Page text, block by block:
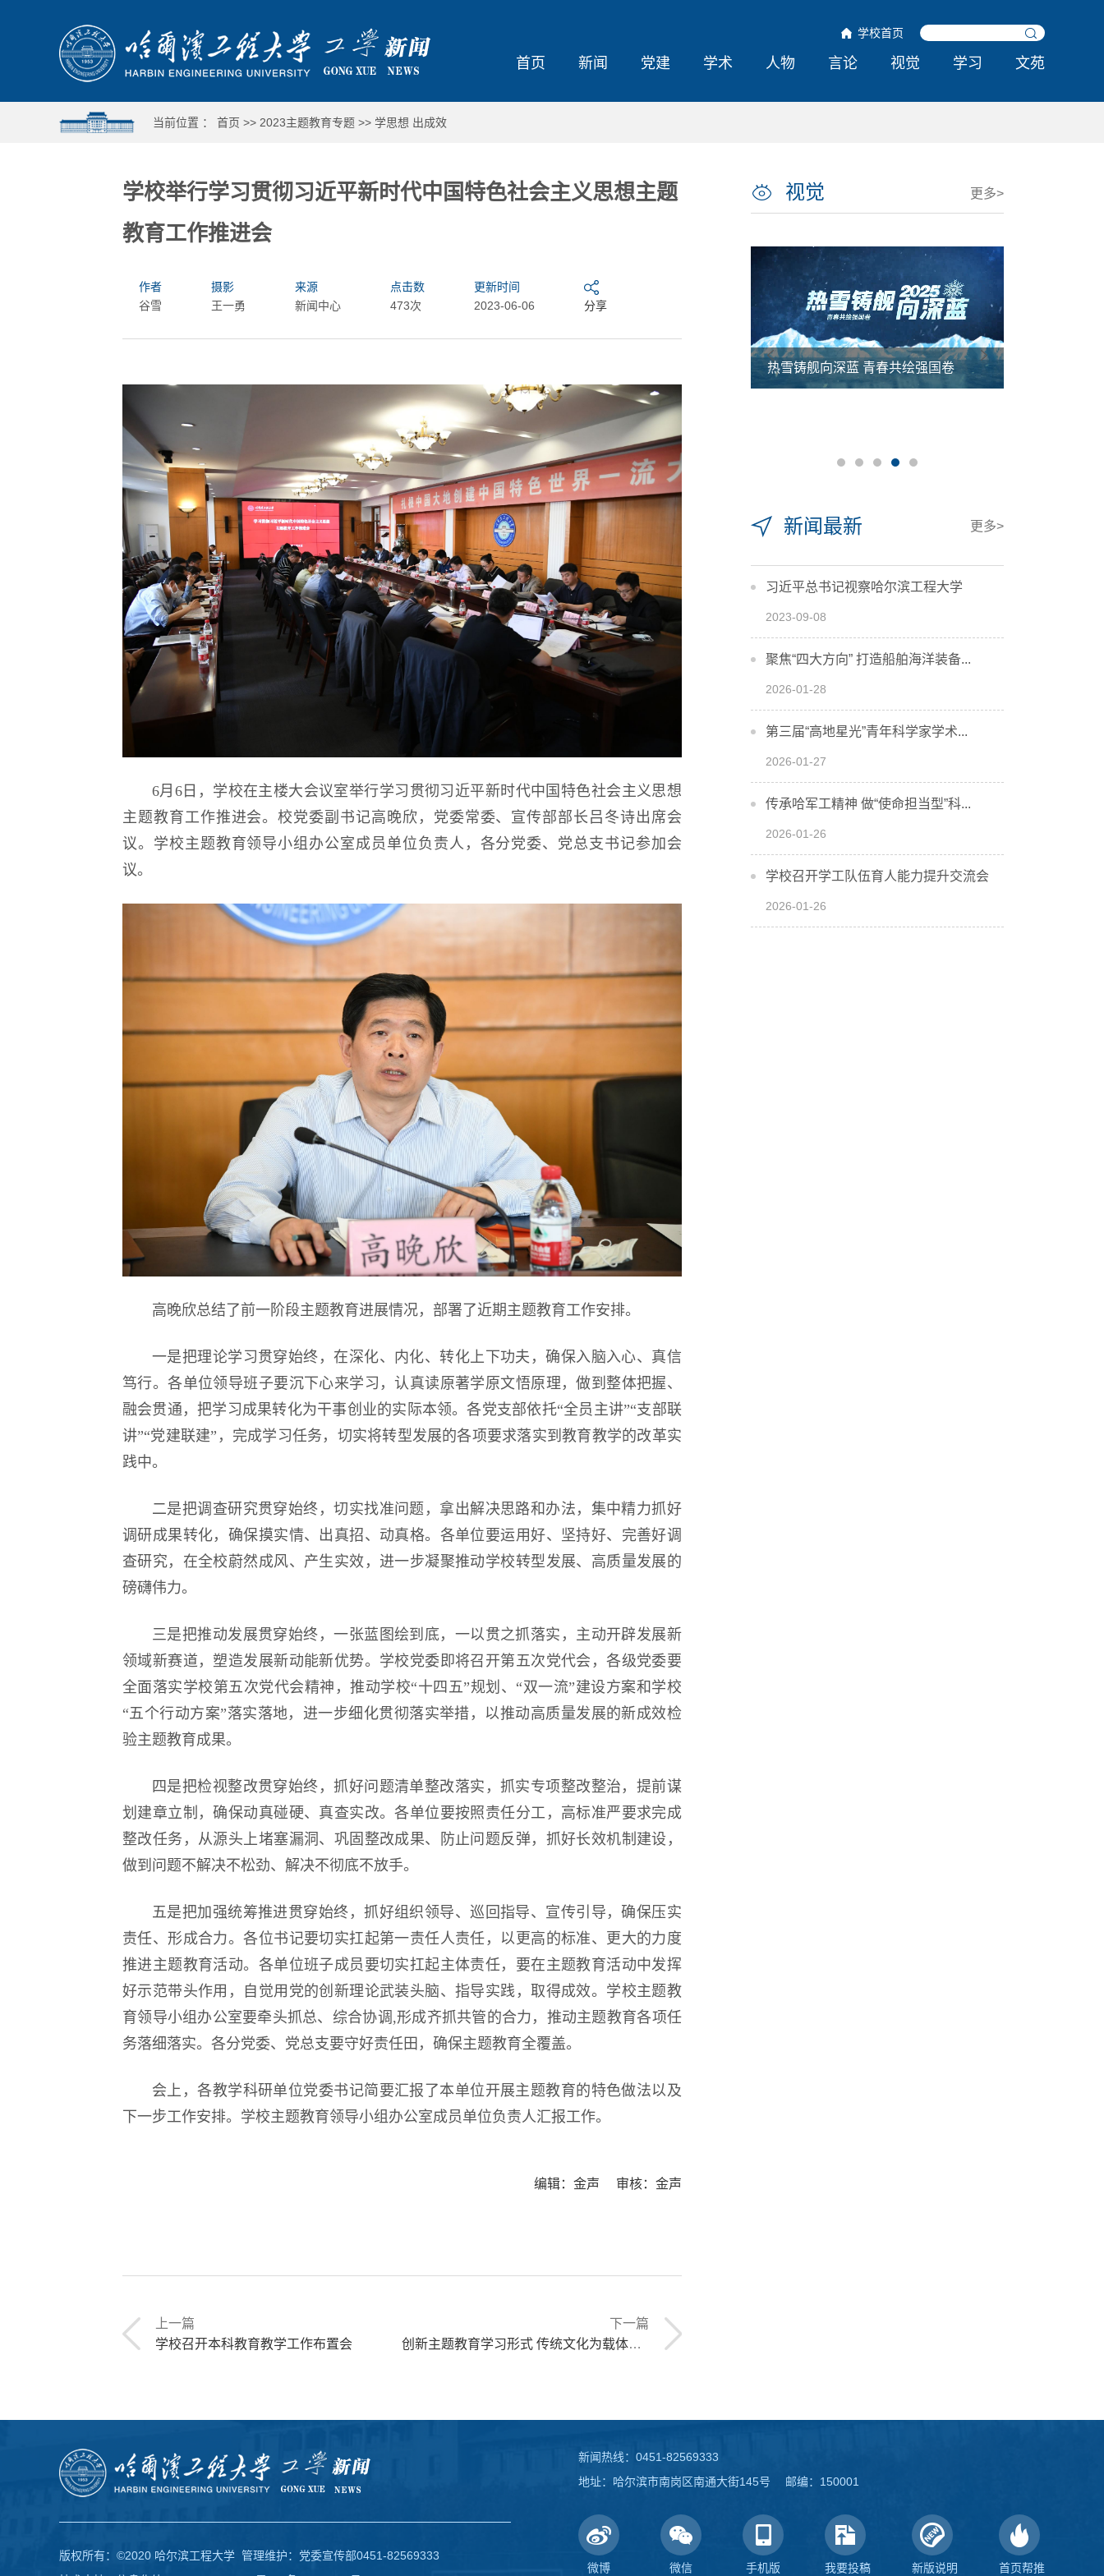
学校首页
首页 新闻 党建 学术 人物 言论 视觉 学习 文苑
当前位置 ： 首页 >> 2023主题教育专题 >> 学思想 出成效
学校举行学习贯彻习近平新时代中国特色社会主义思想主题
教育工作推进会
作者
谷雪
摄影
王一勇
来源
新闻中心
点击数
473次
更新时间
2023-06-06
分享
6月6日，学校在主楼大会议室举行学习贯彻习近平新时代中国特色社会主义思想
主题教育工作推进会。校党委副书记高晚欣，党委常委、宣传部部长吕冬诗出席会
议。学校主题教育领导小组办公室成员单位负责人，各分党委、党总支书记参加会
议。
高晚欣总结了前一阶段主题教育进展情况，部署了近期主题教育工作安排。
一是把理论学习贯穿始终，在深化、内化、转化上下功夫，确保入脑入心、真信
笃行。各单位领导班子要沉下心来学习，认真读原著学原文悟原理，做到整体把握、
融会贯通，把学习成果转化为干事创业的实际本领。各党支部依托“全员主讲”“支部联
讲”“党建联建”，完成学习任务，切实将转型发展的各项要求落实到教育教学的改革实
践中。
二是把调查研究贯穿始终，切实找准问题，拿出解决思路和办法，集中精力抓好
调研成果转化，确保摸实情、出真招、动真格。各单位要运用好、坚持好、完善好调
查研究，在全校蔚然成风、产生实效，进一步凝聚推动学校转型发展、高质量发展的
磅礴伟力。
三是把推动发展贯穿始终，一张蓝图绘到底，一以贯之抓落实，主动开辟发展新
领域新赛道，塑造发展新动能新优势。学校党委即将召开第五次党代会，各级党委要
全面落实学校第五次党代会精神，推动学校“十四五”规划、“双一流”建设方案和学校
“五个行动方案”落实落地，进一步细化贯彻落实举措，以推动高质量发展的新成效检
验主题教育成果。
四是把检视整改贯穿始终，抓好问题清单整改落实，抓实专项整改整治，提前谋
划建章立制，确保动真碰硬、真查实改。各单位要按照责任分工，高标准严要求完成
整改任务，从源头上堵塞漏洞、巩固整改成果、防止问题反弹，抓好长效机制建设，
做到问题不解决不松劲、解决不彻底不放手。
五是把加强统筹推进贯穿始终，抓好组织领导、巡回指导、宣传引导，确保压实
责任、形成合力。各位书记要切实扛起第一责任人责任，以更高的标准、更大的力度
推进主题教育活动。各单位班子成员要切实扛起主体责任，要在主题教育活动中发挥
好示范带头作用，自觉用党的创新理论武装头脑、指导实践，取得成效。学校主题教
育领导小组办公室要牵头抓总、综合协调,形成齐抓共管的合力，推动主题教育各项任
务落细落实。各分党委、党总支要守好责任田，确保主题教育全覆盖。
会上，各教学科研单位党委书记简要汇报了本单位开展主题教育的特色做法以及
下一步工作安排。学校主题教育领导小组办公室成员单位负责人汇报工作。
编辑：金声 审核：金声
上一篇
学校召开本科教育教学工作布置会
下一篇
创新主题教育学习形式 传统文化为载体沁润心灵
视觉 更多>
第18届国际大学生雪雕大赛
热雪铸舰向深蓝 青春共绘强国卷
新闻最新 更多>
习近平总书记视察哈尔滨工程大学
2023-09-08
聚焦“四大方向” 打造船舶海洋装备...
2026-01-28
第三届“高地星光”青年科学家学术...
2026-01-27
传承哈军工精神 做“使命担当型”科...
2026-01-26
学校召开学工队伍育人能力提升交流会
2026-01-26
版权所有：©2020 哈尔滨工程大学 管理维护：党委宣传部0451-82569333
新闻热线：0451-82569333
地址：哈尔滨市南岗区南通大街145号 邮编：150001
微博 微信 手机版 我要投稿 新版说明 首页帮推